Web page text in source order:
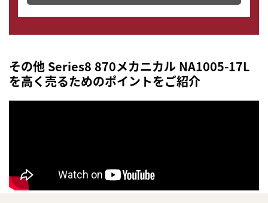
その他 Series8 870メカニカル NA1005-17L
を高く売るためのポイントをご紹介